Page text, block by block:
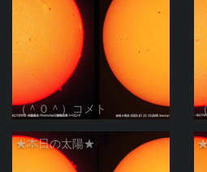
（＾０＾）コメト
★本日の太陽★